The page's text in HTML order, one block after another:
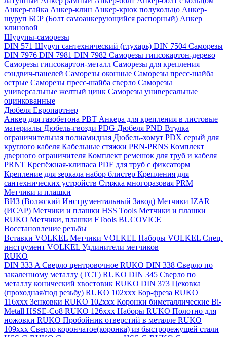
Анкер-гайка Анкер-клин Анкер-крюк полукольцо Анкер-
шуруп БСР (Болт самоанкерующийся распорный) Анкер
клиновой
Шурупы-саморезы
DIN 571 Шуруп сантехнический (глухарь) DIN 7504 Саморезы
DIN 7976 DIN 7981 DIN 7982 Саморезы гипсокартон-дерево
Саморезы гипсокартон-металл Саморезы для крепления
сэндвич-панелей Саморезы оконные Саморезы пресс-шайба
острые Саморезы пресс-шайба сверло Саморезы
универсальные желтый цинк Саморезы универсальные
оцинкованные
Дюбеля Европартнер
Анкер для газобетона PBT Анкера для крепления в листовые
материалы Дюбель-гвозди PDG Дюбеля PND Втулка
ограничительная полиамидная Дюбель-хомут PDX серый для
круглого кабеля Кабельные стяжки PRN-PRNS Комплект
дверного ограничителя Комплект ремешок для труб и кабеля
PRNT Крепёжная-клипаса PDF для труб с фиксаторм
Крепление для зеркала набор блистер Крепления для
сантехнических устройств Стяжка многоразовая PRM
Метчики и плашки
ВИЗ (Волжский Инструментальный Завод) Метчики IZAR
(ИСАР) Метчики и плашки HSS Tools Метчики и плашки
RUKO Метчики, плашки FTools BUCOVICE
Восстановление резьбы
Вставки VOLKEL Метчики VOLKEL Наборы VOLKEL Спец.
инструмент VOLKEL Удлинители метчиков
RUKO
DIN 333 A Сверло центровочное RUKO DIN 338 Сверло по
закаленному металлу (ТСТ) RUKO DIN 345 Сверло по
металлу конический хвостовик RUKO DIN 373 Цековка
(проходная/под резьбу) RUKO 102xxx Бор-фреза RUKO
116xxx Зенковки RUKO 102xxx Коронки биметаллические Bi-
Metall HSSE-Co8 RUKO 126ххх Наборы RUKO Полотно для
ножовки RUKO Пробойник отверстий в металле RUKO
109ххх Сверло корончатое(коронка) из быстрорежущей стали